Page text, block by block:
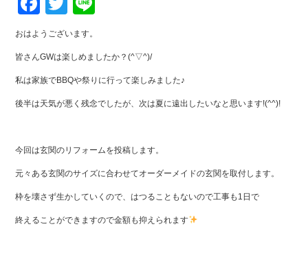
ac
e
b
o
ok
wi
tt
er
おはようございます。
皆さんGWは楽しめましたか？(^▽^)/
私は家族でBBQや祭りに行って楽しみました♪
後半は天気が悪く残念でしたが、次は夏に遠出したいなと思います!(^^)!
今回は玄関のリフォームを投稿します。
元々ある玄関のサイズに合わせてオーダーメイドの玄関を取付します。
枠を壊さず生かしていくので、はつることもないので工事も1日で
終えることができますので金額も抑えられます